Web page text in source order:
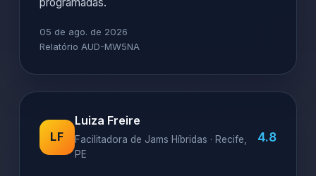
05 de ago. de 2026
Relatório AUD-MW5NA
LF
Luiza Freire
Facilitadora de Jams Híbridas · Recife,
PE
4.8